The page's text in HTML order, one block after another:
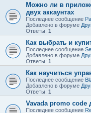
Можно ли в
двух аккаунтах
Последнее сообщение
Добавлено в форуме
Ответы: 1
Как выбрать и
Последнее сообщение
Добавлено в форуме
Ответы: 1
Как научиться
Последнее сообщение
Добавлено в форуме
Ответы: 1
Vavada promo code
Последнее сообщение